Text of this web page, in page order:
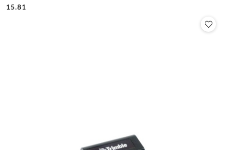
Cena:
Cena:
15.81